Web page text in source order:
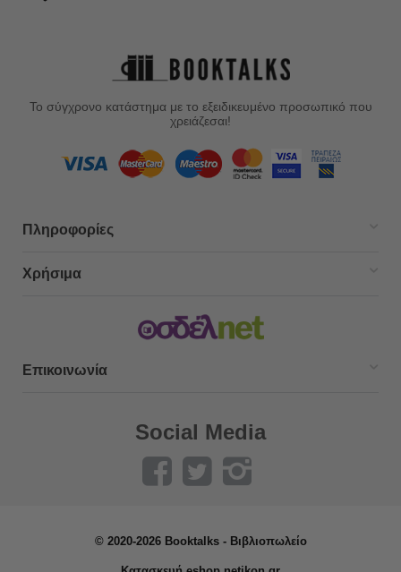
Το σύγχρονο κατάστημα με το εξειδικευμένο προσωπικό που
χρειάζεσαι!
Πληροφορίες
Χρήσιμα
Επικοινωνία
Social Media
© 2020-2026 Booktalks - Βιβλιοπωλείο